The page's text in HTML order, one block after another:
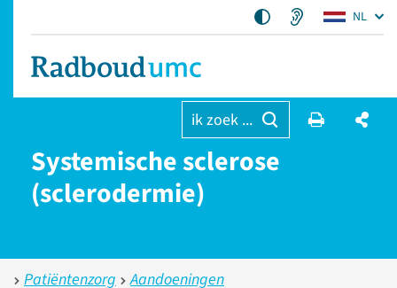
NL
ik zoek ...
Systemische sclerose
(sclerodermie)
Patiëntenzorg
Aandoeningen